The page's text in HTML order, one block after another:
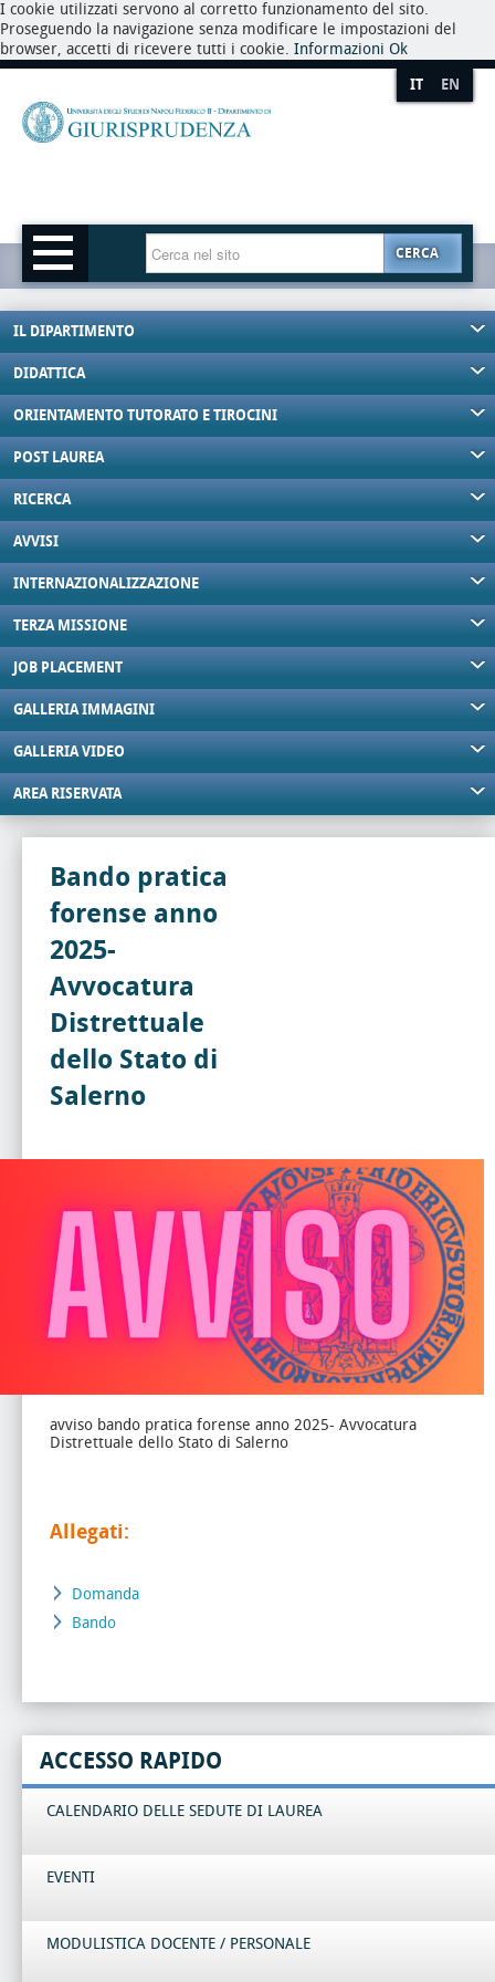
I cookie utilizzati servono al corretto funzionamento del sito.
Proseguendo la navigazione senza modificare le impostazioni del
browser, accetti di ricevere tutti i cookie. Informazioni Ok
IT EN
CERCA
IL DIPARTIMENTO
DIDATTICA
ORIENTAMENTO TUTORATO E TIROCINI
POST LAUREA
RICERCA
AVVISI
INTERNAZIONALIZZAZIONE
TERZA MISSIONE
JOB PLACEMENT
GALLERIA IMMAGINI
GALLERIA VIDEO
AREA RISERVATA
Bando pratica
forense anno
2025-
Avvocatura
Distrettuale
dello Stato di
Salerno
avviso bando pratica forense anno 2025- Avvocatura
Distrettuale dello Stato di Salerno
Allegati:
Domanda
Bando
ACCESSO RAPIDO
CALENDARIO DELLE SEDUTE DI LAUREA
EVENTI
MODULISTICA DOCENTE / PERSONALE